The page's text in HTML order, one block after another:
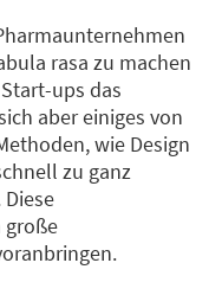
rasa zu machen
ups das
aber einiges von
wie Design
zu ganz
große